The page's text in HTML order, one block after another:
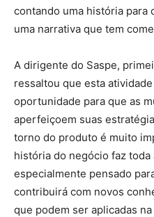
contando uma história para
uma narrativa que tem
A dirigente do Saspe,
ressaltou que esta
oportunidade para que as
aperfeiçoem suas
torno do produto é muito
história do negócio faz
especialmente pensado
contribuirá com novos
que podem ser aplicadas